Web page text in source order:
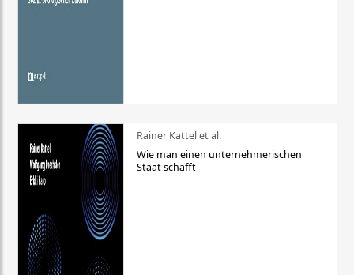
Rainer Kattel et al.
Wie man einen unternehmerischen
Staat schafft